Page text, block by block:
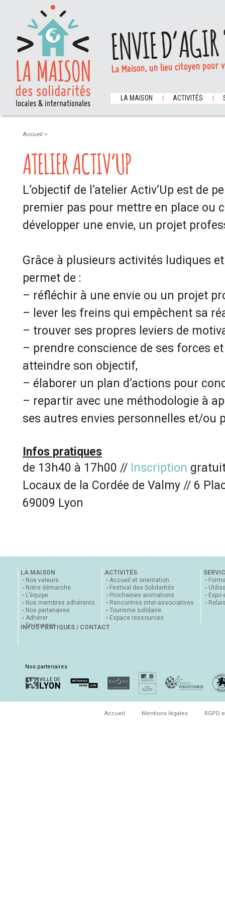
ENVIE
La Maison, un lieu citoyen
LA MAISON ACTIVITÉS
Accueil >
ATELIER ACTIV’UP
L’objectif de l’atelier Activ’Up est de
premier pas pour mettre en place ou
développer une envie, un projet
Grâce à plusieurs activités ludiques et
permet de :
– réfléchir à une envie ou un projet
– lever les freins qui empêchent sa
– trouver ses propres leviers de
– prendre conscience de ses forces
atteindre son objectif,
– élaborer un plan d’actions pour
– repartir avec une méthodologie à
ses autres envies personnelles et/ou
Infos pratiques
de 13h40 à 17h00 // Inscription
Locaux de la Cordée de Valmy // 6
69009 Lyon
LA MAISON
Nos valeurs
Notre démarche
L’équipe
Nos membres adhérents
Nos partenaires
Adhérer
En images
ACTIVITÉS
Accueil et orientation
Festival des Solidarités
Prochaines animations
Rencontres inter-associatives
Tourisme solidaire
Espace ressources
Expo
INFOS PRATIQUES / CONTACT
Nos partenaires
Accueil Mentions légales RGPD